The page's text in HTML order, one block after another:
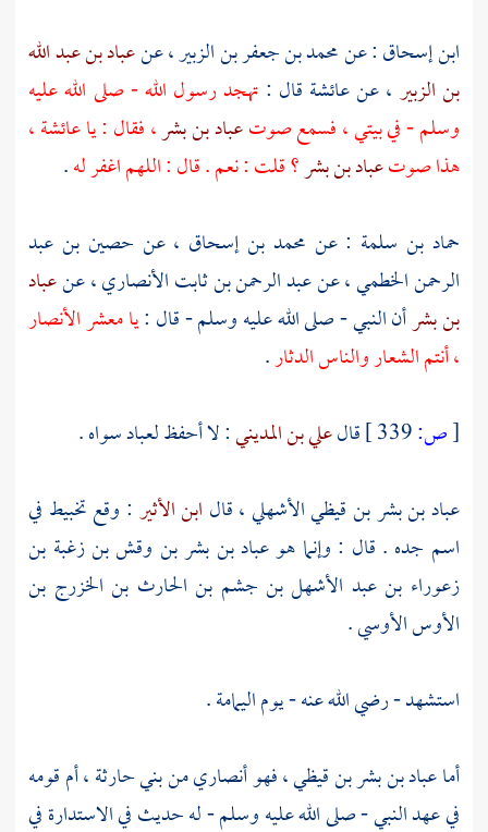
ابن إسحاق: عنمحمد بن جعفر بن الزبير، عنعباد بن عبد الله
بن الزبير ، عنعائشة قال : تهجد رسول الله - صلى الله عليه
وسلم - في بيتي ، فسمع صوتعباد بن بشر، فقال : ياعائشة،
هذا صوتعباد بن بشر؟ قلت : نعم . قال : اللهم اغفر له.
حماد بن سلمة : عن محمد بن إسحاق ، عن حصين بن عبد
الرحمن الخطمي، عنعبد الرحمن بن ثابت الأنصاري، عنعباد
بن بشرأن النبي - صلى الله عليه وسلم - قال :يا معشرالأنصار
، أنتم الشعار والناس الدثار.
[ص: قالعلي بن المديني: لا أحفظ لعباد سواه .
عباد بن بشر بن قيظي الأشهلي، قال ابن الأثير : وقع تخبيط في
اسم جده . قال : وإنما هوعباد بن بشر بن وقش بن زغبة بن
زعوراء بن عبد الأشهل بن جشم بن الحارث بن الخزرج بن
الأوس الأوسي.
استشهد - رضي الله عنه - يوماليمامة.
أماعباد بن بشر بن قيظي، فهو أنصاري منبني حارثة، أم قومه
في عهد النبي - صلى الله عليه وسلم - له حديث في الاستدارة في